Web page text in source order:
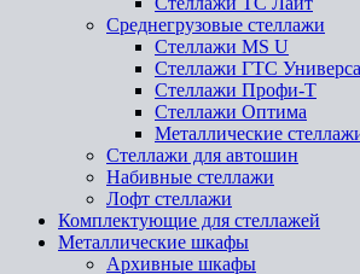
Среднегрузовые стеллажи
Стеллажи MS U
Стеллажи ГТС
Стеллажи Профи-Т
Стеллажи Оптима
Металлические
Стеллажи для автошин
Набивные стеллажи
Лофт стеллажи
Комплектующие для стеллажей
Металлические шкафы
Архивные шкафы